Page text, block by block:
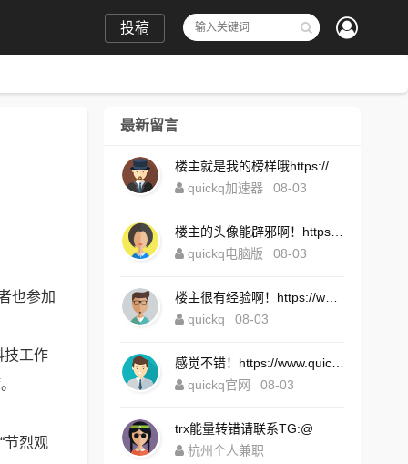
投稿
也参加
技工作
节烈观
最新留言
quickq加速器
08-03
quickq电脑版
08-03
quickq
08-03
quickq官网
08-03
trx能量转错请联系TG:@
杭州个人兼职